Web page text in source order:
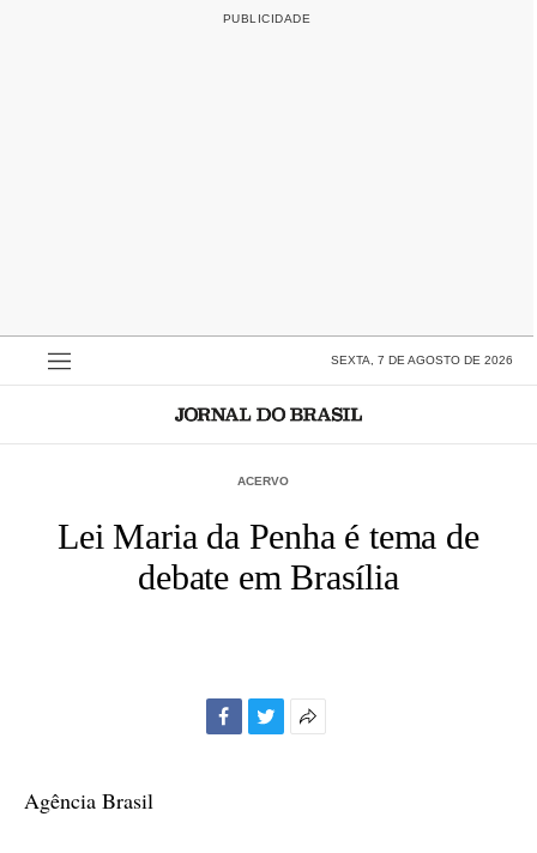
SEXTA, 7 DE AGOSTO DE 2026
ACERVO
Lei Maria da Penha é tema de
debate em Brasília
Agência Brasil